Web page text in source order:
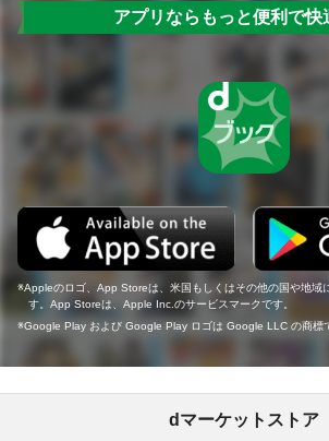
アプリならもっと便利で快
Appleのロゴ、App Storeは、米国もしくはその他の国や地域
す。App Storeは、Apple Inc.のサービスマークです。
Google Play および Google Play ロゴは Google LLC の商標
dマーケットストア